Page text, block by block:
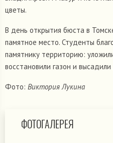
цветы.
В день открытия бюста в
памятное место. Студенты
памятнику территорию:
восстановили газон и
Фото: Виктория Лукина
ФОТОГАЛЕРЕЯ